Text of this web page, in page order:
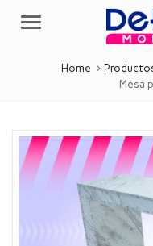
Menu
Home
Mesa